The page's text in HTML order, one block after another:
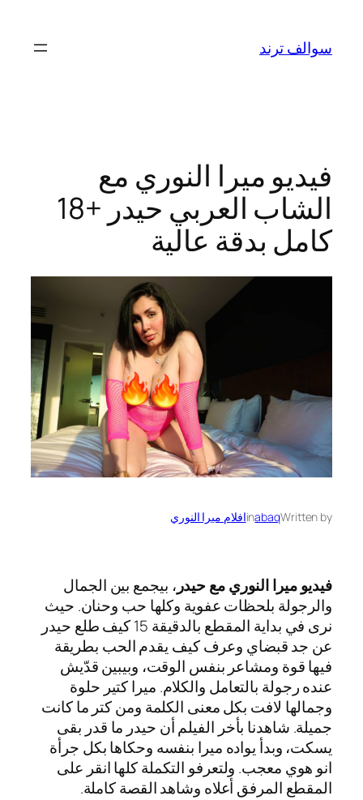
المحتوى
سوالف ترند
فيديو ميرا النوري مع
الشاب العربي حيدر +18
كامل بدقة عالية
Written by
abaq
inافلام ميرا النوري
فيديو ميرا النوري مع حيدر، بيجمع بين الجمال
والرجولة بلحظات عفوية وكلها حب وحنان. حيث
نرى في بداية المقطع بالدقيقة 15 كيف طلع حيدر
عن جد قبضاي وعرف كيف يقدم الحب بطريقة
فيها قوة ومشاعر بنفس الوقت، وبيبين قدّيش
عنده رجولة بالتعامل والكلام. ميرا كتير حلوة
وجمالها لافت بكل معنى الكلمة ومن كتر ما كانت
جميلة. شاهدنا بأخر الفيلم أن حيدر ما قدر بقى
يسكت، وبدأ يواده ميرا بنفسه وحكاها بكل جرأة
انو هوي معجب. ولتعرفو التكملة كلها انقر على
المقطع المرفق أعلاه وشاهد القصة كاملة.